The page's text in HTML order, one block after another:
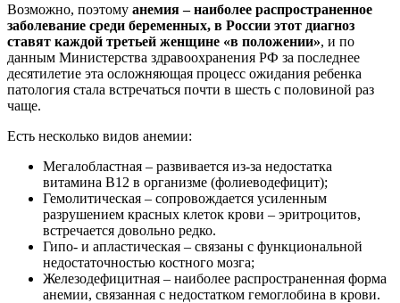
Возможно, поэтому анемия – наиболее распространенное
заболевание среди беременных, в России этот диагноз
ставят каждой третьей женщине «в положении», и по
данным Министерства здравоохранения РФ за последнее
десятилетие эта осложняющая процесс ожидания ребенка
патология стала встречаться почти в шесть с половиной раз
чаще.
Есть несколько видов анемии:
Мегалобластная – развивается из-за недостатка
витамина В12 в организме (фолиеводефицит);
Гемолитическая – сопровождается усиленным
разрушением красных клеток крови – эритроцитов,
встречается довольно редко.
Гипо- и апластическая – связаны с функциональной
недостаточностью костного мозга;
Железодефицитная – наиболее распространенная форма
анемии, связанная с недостатком гемоглобина в крови.